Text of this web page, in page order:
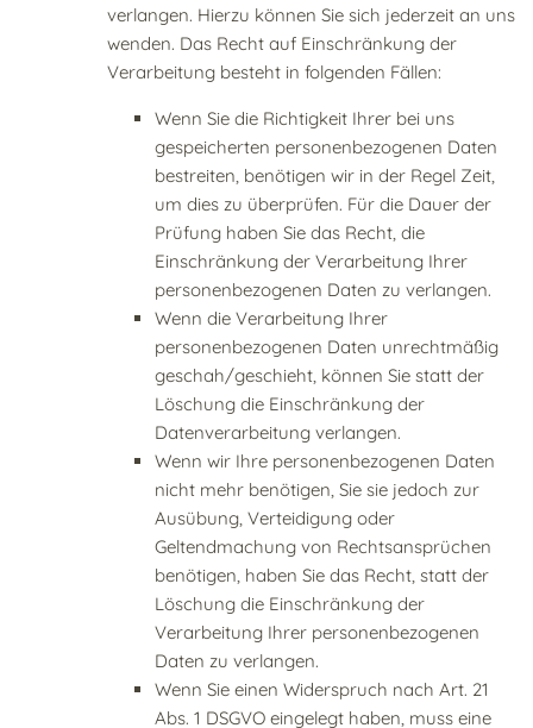
verlangen. Hierzu können Sie sich jederzeit an uns
wenden. Das Recht auf Einschränkung der
Verarbeitung besteht in folgenden Fällen:
Wenn Sie die Richtigkeit Ihrer bei uns
gespeicherten personenbezogenen Daten
bestreiten, benötigen wir in der Regel Zeit,
um dies zu überprüfen. Für die Dauer der
Prüfung haben Sie das Recht, die
Einschränkung der Verarbeitung Ihrer
personenbezogenen Daten zu verlangen.
Wenn die Verarbeitung Ihrer
personenbezogenen Daten unrechtmäßig
geschah/geschieht, können Sie statt der
Löschung die Einschränkung der
Datenverarbeitung verlangen.
Wenn wir Ihre personenbezogenen Daten
nicht mehr benötigen, Sie sie jedoch zur
Ausübung, Verteidigung oder
Geltendmachung von Rechtsansprüchen
benötigen, haben Sie das Recht, statt der
Löschung die Einschränkung der
Verarbeitung Ihrer personenbezogenen
Daten zu verlangen.
Wenn Sie einen Widerspruch nach Art. 21
Abs. 1 DSGVO eingelegt haben, muss eine